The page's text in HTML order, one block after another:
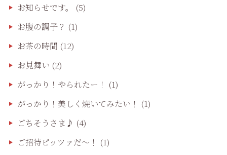
お知らせです。
(5)
お腹の調子？ (1)
お茶の時間 (12)
お見舞い (2)
がっかり！やられたー！ (1)
がっかり！美しく焼いてみたい！ (1)
ごちそうさま♪ (4)
ご招待ピッツァだ〜！ (1)